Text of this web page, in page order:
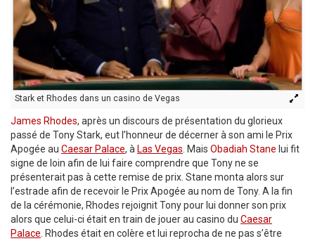
Stark et Rhodes dans un casino de Vegas
James Rhodes, après un discours de présentation du glorieux
passé de Tony Stark, eut l’honneur de décerner à son ami le Prix
Apogée au Caesar Palace, à Las Vegas. Mais Obadiah Stane lui fit
signe de loin afin de lui faire comprendre que Tony ne se
présenterait pas à cette remise de prix. Stane monta alors sur
l’estrade afin de recevoir le Prix Apogée au nom de Tony. A la fin
de la cérémonie, Rhodes rejoignit Tony pour lui donner son prix
alors que celui-ci était en train de jouer au casino du Caesar
Palace. Rhodes était en colère et lui reprocha de ne pas s’être